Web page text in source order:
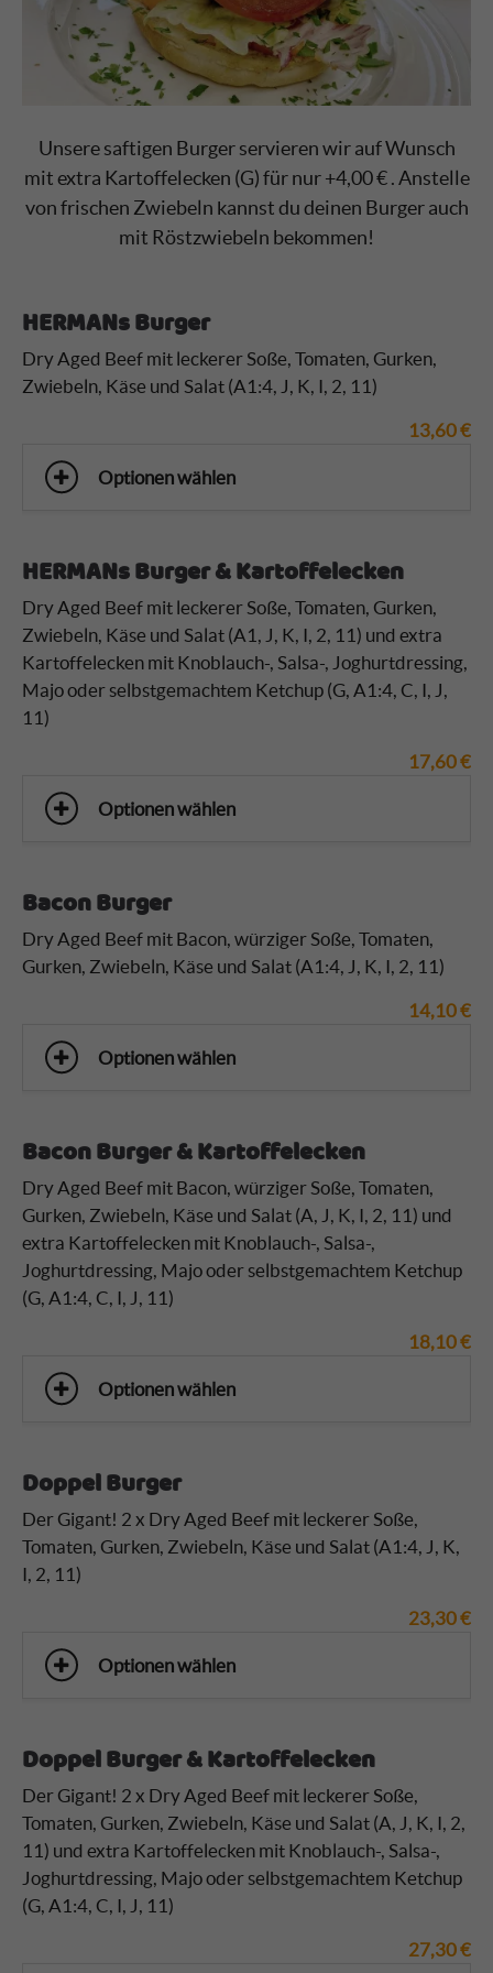
Unsere saftigen Burger servieren wir auf Wunsch
mit extra Kartoffelecken (G) für nur +4,00 € . Anstelle
von frischen Zwiebeln kannst du deinen Burger auch
mit Röstzwiebeln bekommen!
HERMANs Burger
Dry Aged Beef mit leckerer Soße, Tomaten, Gurken,
Zwiebeln, Käse und Salat (A1:4, J, K, I, 2, 11)
13,60€
Optionen wählen
HERMANs Burger & Kartoffelecken
Dry Aged Beef mit leckerer Soße, Tomaten, Gurken,
Zwiebeln, Käse und Salat (A1, J, K, I, 2, 11) und extra
Kartoffelecken mit Knoblauch-, Salsa-, Joghurtdressing,
Majo oder selbstgemachtem Ketchup (G, A1:4, C, I, J,
11)
17,60€
Optionen wählen
Bacon Burger
Dry Aged Beef mit Bacon, würziger Soße, Tomaten,
Gurken, Zwiebeln, Käse und Salat (A1:4, J, K, I, 2, 11)
14,10€
Optionen wählen
Bacon Burger & Kartoffelecken
Dry Aged Beef mit Bacon, würziger Soße, Tomaten,
Gurken, Zwiebeln, Käse und Salat (A, J, K, I, 2, 11) und
extra Kartoffelecken mit Knoblauch-, Salsa-,
Joghurtdressing, Majo oder selbstgemachtem Ketchup
(G, A1:4, C, I, J, 11)
18,10€
Optionen wählen
Doppel Burger
Der Gigant! 2 x Dry Aged Beef mit leckerer Soße,
Tomaten, Gurken, Zwiebeln, Käse und Salat (A1:4, J, K,
I, 2, 11)
23,30€
Optionen wählen
Doppel Burger & Kartoffelecken
Der Gigant! 2 x Dry Aged Beef mit leckerer Soße,
Tomaten, Gurken, Zwiebeln, Käse und Salat (A, J, K, I, 2,
11) und extra Kartoffelecken mit Knoblauch-, Salsa-,
Joghurtdressing, Majo oder selbstgemachtem Ketchup
(G, A1:4, C, I, J, 11)
27,30€